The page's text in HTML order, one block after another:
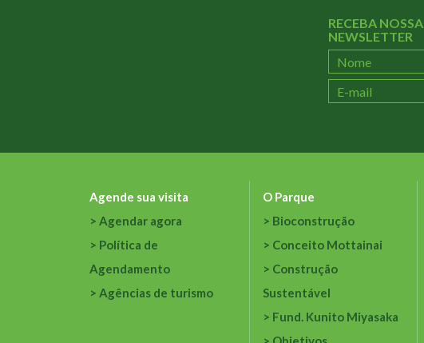
RECEBA NOSSA
NEWSLETTER
Agende sua visita
Agendar agora
Política de
Agendamento
Agências de turismo
O Parque
Bioconstrução
Conceito Mottainai
Construção
Sustentável
Fund. Kunito Miyasaka